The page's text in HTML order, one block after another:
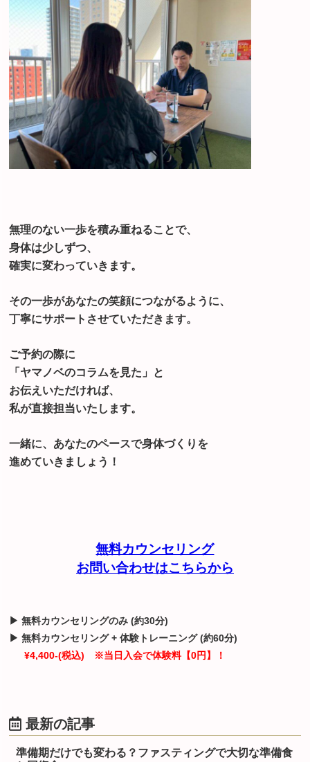
無理のない一歩を積み重ねることで、
身体は少しずつ、
確実に変わっていきます。
その一歩があなたの笑顔につながるように、
丁寧にサポートさせていただきます。
ご予約の際に
「ヤマノベのコラムを見た」と
お伝えいただければ、
私が直接担当いたします。
一緒に、あなたのペースで身体づくりを
進めていきましょう！
無料カウンセリング
お問い合わせはこちらから
▶ 無料カウンセリングのみ (約30分)
▶ 無料カウンセリング + 体験トレーニング (約60分)
¥4,400-(税込) ※当日入会で体験料【0円】！
最新の記事
準備期だけでも変わる？ファスティングで大切な準備食